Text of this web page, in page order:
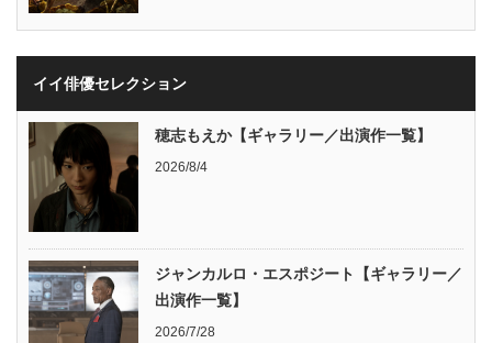
イイ俳優セレクション
穂志もえか【ギャラリー／出演作一覧】
2026/8/4
ジャンカルロ・エスポジート【ギャラリー／
出演作一覧】
2026/7/28